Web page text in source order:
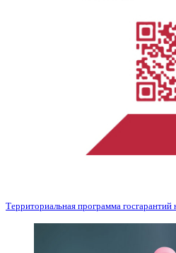
Территориальная программа госгарантий